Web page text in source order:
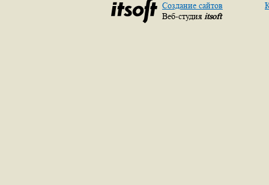
Создание сайтов
Веб-студия itsoft